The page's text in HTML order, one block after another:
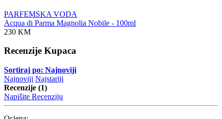
PARFEMSKA VODA
Acqua di Parma Magnolia Nobile - 100ml
230 KM
Recenzije Kupaca
Sortiraj po: Najnoviji
Najnoviji Najstariji
Recenzije (1)
Napišite Recenziju